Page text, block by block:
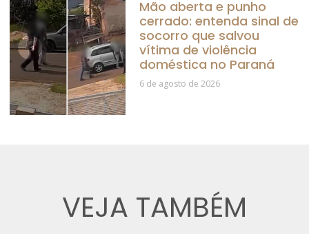
Mão aberta e punho
cerrado: entenda sinal de
socorro que salvou
vítima de violência
doméstica no Paraná
6 de agosto de 2026
VEJA TAMBÉM